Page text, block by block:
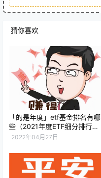
猜你喜欢
「的是年度」etf基金排名有哪
些（2021年度ETF细分排行榜
发布详解）
2022年04月27日